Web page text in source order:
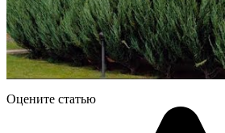
Оцените статью